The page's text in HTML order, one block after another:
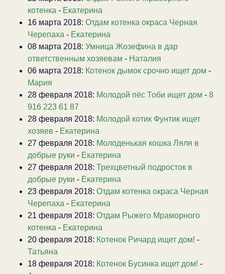
котенка - Екатерина
16 марта 2018: Отдам котенка окраса Черная
Черепаха - Екатерина
08 марта 2018: Умница Жозефина в дар
ответственным хозяевам - Наталия
06 марта 2018: Котенок дымок срочно ищет дом -
Мария
28 февраля 2018: Молодой пёс Тоби ищет дом - 8
916 223 61 87
28 февраля 2018: Молодой котик Фунтик ищет
хозяев - Екатерина
27 февраля 2018: Молоденькая кошка Ляля в
добрые руки - Екатерина
27 февраля 2018: Трехцветный подросток в
добрые руки - Екатерина
23 февраля 2018: Отдам котенка окраса Черная
Черепаха - Екатерина
21 февраля 2018: Отдам Рыжего Мраморного
котенка - Екатерина
20 февраля 2018: Котенок Ричард ищет дом! -
Татьяна
18 февраля 2018: Котенок Бусинка ищет дом! -